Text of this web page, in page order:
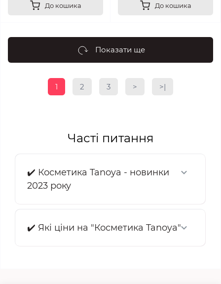
До кошика До кошика
Показати ще
1 2 3 > >|
Часті питання
✔️ Косметика Tanoya - новинки
2023 року
✔️ Які ціни на "Косметика Tanoya"